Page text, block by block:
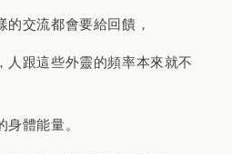
交流都會要給回饋，
人跟這些外靈的頻率本來就不
體能量。